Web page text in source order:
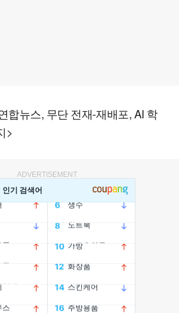
합뉴스, 무단 전재-재배포, AI 학
>
ADVERTISEMENT